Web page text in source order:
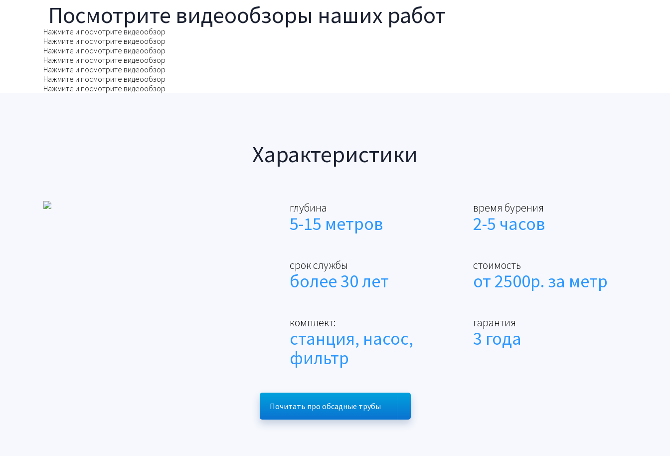
Посмотрите видеообзоры наших работ
Нажмите и посмотрите видеообзор
Нажмите и посмотрите видеообзор
Нажмите и посмотрите видеообзор
Нажмите и посмотрите видеообзор
Нажмите и посмотрите видеообзор
Нажмите и посмотрите видеообзор
Нажмите и посмотрите видеообзор
Характеристики
глубина
5-15 метров
время бурения
2-5 часов
срок службы
более 30 лет
стоимость
от 2500р. за метр
комплект:
станция, насос,
фильтр
гарантия
3 года
Почитать про обсадные трубы